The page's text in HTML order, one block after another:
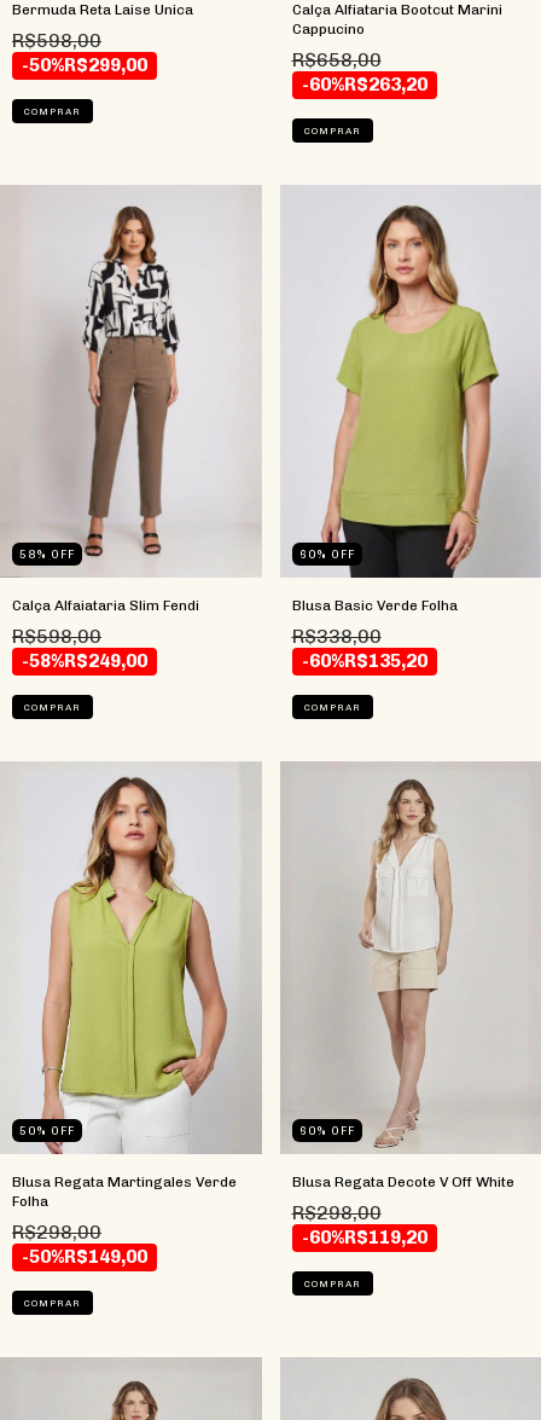
Bermuda Reta Laise Unica
R$598,00
-50%R$299,00
COMPRAR
Calça Alfiataria Bootcut Marini
Cappucino
R$658,00
-60%R$263,20
COMPRAR
58% OFF
Calça Alfaiataria Slim Fendi
R$598,00
-58%R$249,00
COMPRAR
60% OFF
Blusa Basic Verde Folha
R$338,00
-60%R$135,20
COMPRAR
50% OFF
Blusa Regata Martingales Verde
Folha
R$298,00
-50%R$149,00
COMPRAR
60% OFF
Blusa Regata Decote V Off White
R$298,00
-60%R$119,20
COMPRAR